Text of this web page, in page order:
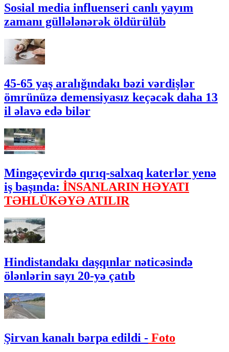
Sosial media influenseri canlı yayım
zamanı güllələnərək öldürülüb
45-65 yaş aralığındakı bəzi vərdişlər
ömrünüzə demensiyasız keçəcək daha 13
il əlavə edə bilər
Mingəçevirdə qırıq-salxaq katerlər yenə
iş başında: İNSANLARIN HƏYATI
TƏHLÜKƏYƏ ATILIR
Hindistandakı daşqınlar nəticəsində
ölənlərin sayı 20-yə çatıb
Şirvan kanalı bərpa edildi - Foto